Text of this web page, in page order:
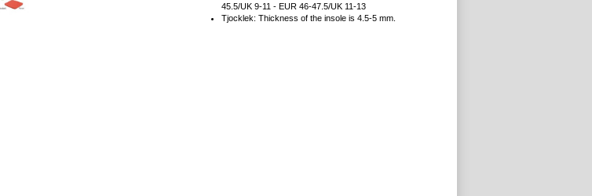
45.5/UK 9-11 - EUR 46-47.5/UK 11-13
Tjocklek: Thickness of the insole is 4.5-5 mm.